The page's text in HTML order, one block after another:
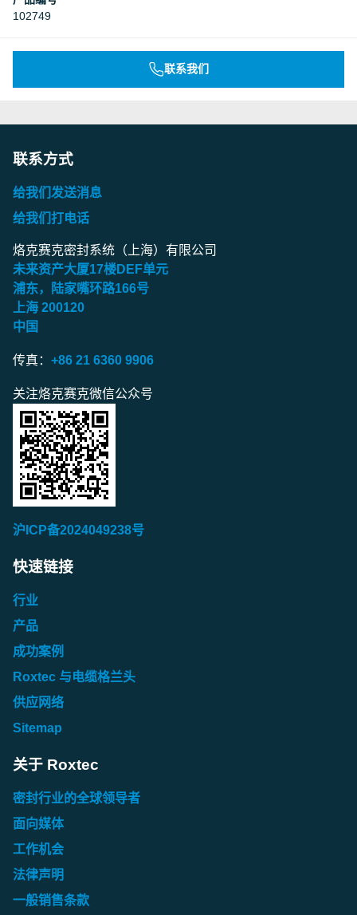
102749
联系我们
联系方式
给我们发送消息
给我们打电话
烙克赛克密封系统（上海）有限公司
未来资产大厦17楼DEF单元
浦东，陆家嘴环路166号
上海 200120
中国
传真： +86 21 6360 9906
关注烙克赛克微信公众号
沪ICP备2024049238号
快速链接
行业
产品
成功案例
Roxtec 与电缆格兰头
供应网络
Sitemap
关于 Roxtec
密封行业的全球领导者
面向媒体
工作机会
法律声明
一般销售条款